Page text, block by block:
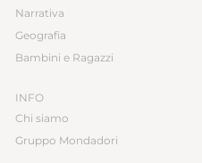
Narrativa
Geografia
Bambini e Ragazzi
INFO
Chi siamo
Gruppo Mondadori